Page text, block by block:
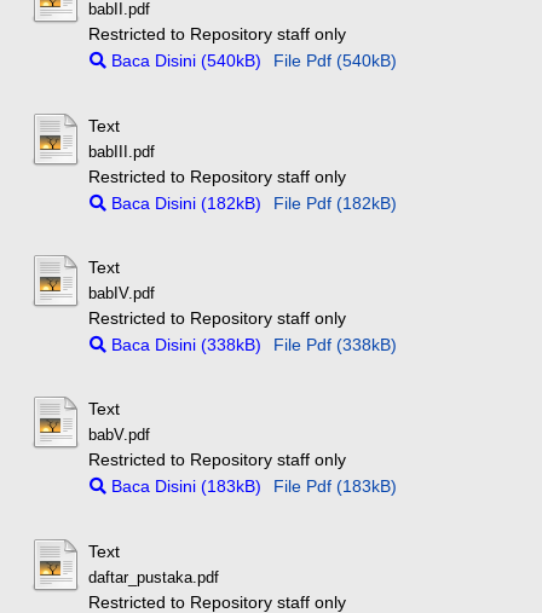
babII.pdf
Restricted to Repository staff only
Baca Disini (540kB)
File Pdf (540kB)
Text
babIII.pdf
Restricted to Repository staff only
Baca Disini (182kB)
File Pdf (182kB)
Text
babIV.pdf
Restricted to Repository staff only
Baca Disini (338kB)
File Pdf (338kB)
Text
babV.pdf
Restricted to Repository staff only
Baca Disini (183kB)
File Pdf (183kB)
Text
daftar_pustaka.pdf
Restricted to Repository staff only